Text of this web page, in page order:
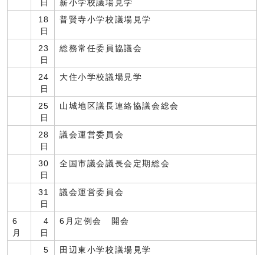
日
薪小学校議場見学
18
日
普賢寺小学校議場見学
23
日
総務常任委員協議会
24
日
大住小学校議場見学
25
日
山城地区議長連絡協議会総会
28
日
議会運営委員会
30
日
全国市議会議長会定期総会
31
日
議会運営委員会
6
月
4
日
6月定例会 開会
5
田辺東小学校議場見学